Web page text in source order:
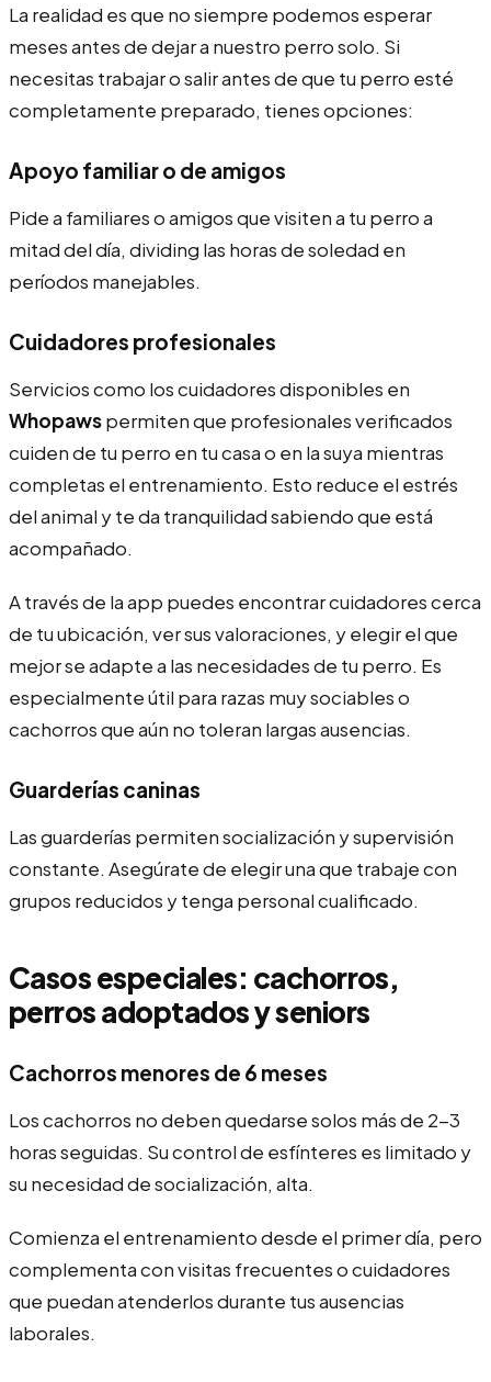
La realidad es que no siempre podemos esperar
meses antes de dejar a nuestro perro solo. Si
necesitas trabajar o salir antes de que tu perro esté
completamente preparado, tienes opciones:
Apoyo familiar o de amigos
Pide a familiares o amigos que visiten a tu perro a
mitad del día, dividing las horas de soledad en
períodos manejables.
Cuidadores profesionales
Servicios como los cuidadores disponibles en
Whopawspermiten que profesionales verificados
cuiden de tu perro en tu casa o en la suya mientras
completas el entrenamiento. Esto reduce el estrés
del animal y te da tranquilidad sabiendo que está
acompañado.
A través de la app puedes encontrar cuidadores cerca
de tu ubicación, ver sus valoraciones, y elegir el que
mejor se adapte a las necesidades de tu perro. Es
especialmente útil para razas muy sociables o
cachorros que aún no toleran largas ausencias.
Guarderías caninas
Las guarderías permiten socialización y supervisión
constante. Asegúrate de elegir una que trabaje con
grupos reducidos y tenga personal cualificado.
Casos especiales: cachorros,
perros adoptados y seniors
Cachorros menores de 6 meses
Los cachorros no deben quedarse solos más de 2-3
horas seguidas. Su control de esfínteres es limitado y
su necesidad de socialización, alta.
Comienza el entrenamiento desde el primer día, pero
complementa con visitas frecuentes o cuidadores
que puedan atenderlos durante tus ausencias
laborales.